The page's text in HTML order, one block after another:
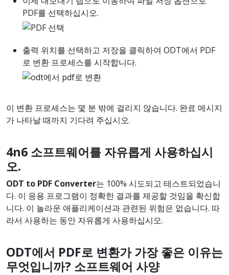
PDF를 선택하십시오.
출력 위치를 선택하고 저장을 클릭하여 ODT에서 PDF
로 변환 프로세스를 시작합니다.
이 변환 프로세스는 몇 분 밖에 걸리지 않습니다. 완료 메시지
가 나타날 때까지 기다려 주십시오.
4n6 소프트웨어를 자유롭게 사용하십시
오.
ODT to PDF Converter는 100% 시도되고 테스트되었습니
다. 이 응용 프로그램이 정확한 결과를 제공할 것임을 확신합
니다. 이 놀라운 애플리케이션과 관련된 위험은 없습니다. 따
라서 사용하는 동안 자유롭게 사용하십시오.
ODT에서 PDF로 변환가 가장 좋은 이유는
무엇입니까? 소프트웨어 사양